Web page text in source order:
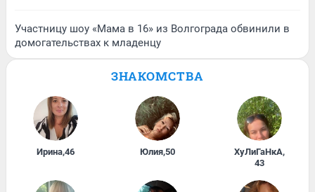
Участницу шоу «Мама в 16» из Волгограда обвинили в
домогательствах к младенцу
ЗНАКОМСТВА
Ирина,46 Юлия,50 ХуЛиГаНкА,
43